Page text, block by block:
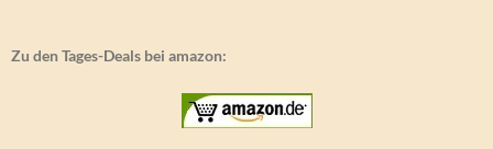
Zu den Tages-Deals bei amazon: